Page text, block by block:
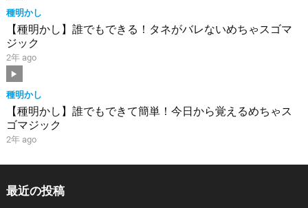
種明かし
【種明かし】誰でもできる！タネがバレないめちゃスゴマ
ジック
2年 ago
種明かし
【種明かし】誰でもできて簡単！今日から覚えるめちゃス
ゴマジック
2年 ago
最近の投稿